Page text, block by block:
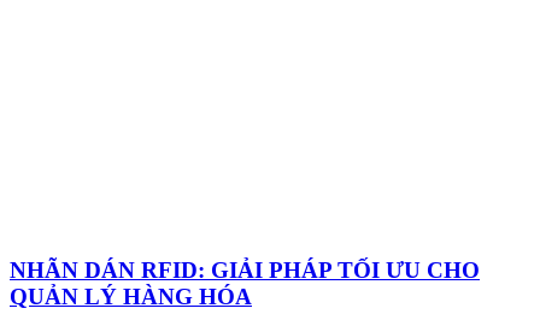
NHÃN DÁN RFID: GIẢI PHÁP TỐI ƯU CHO
QUẢN LÝ HÀNG HÓA